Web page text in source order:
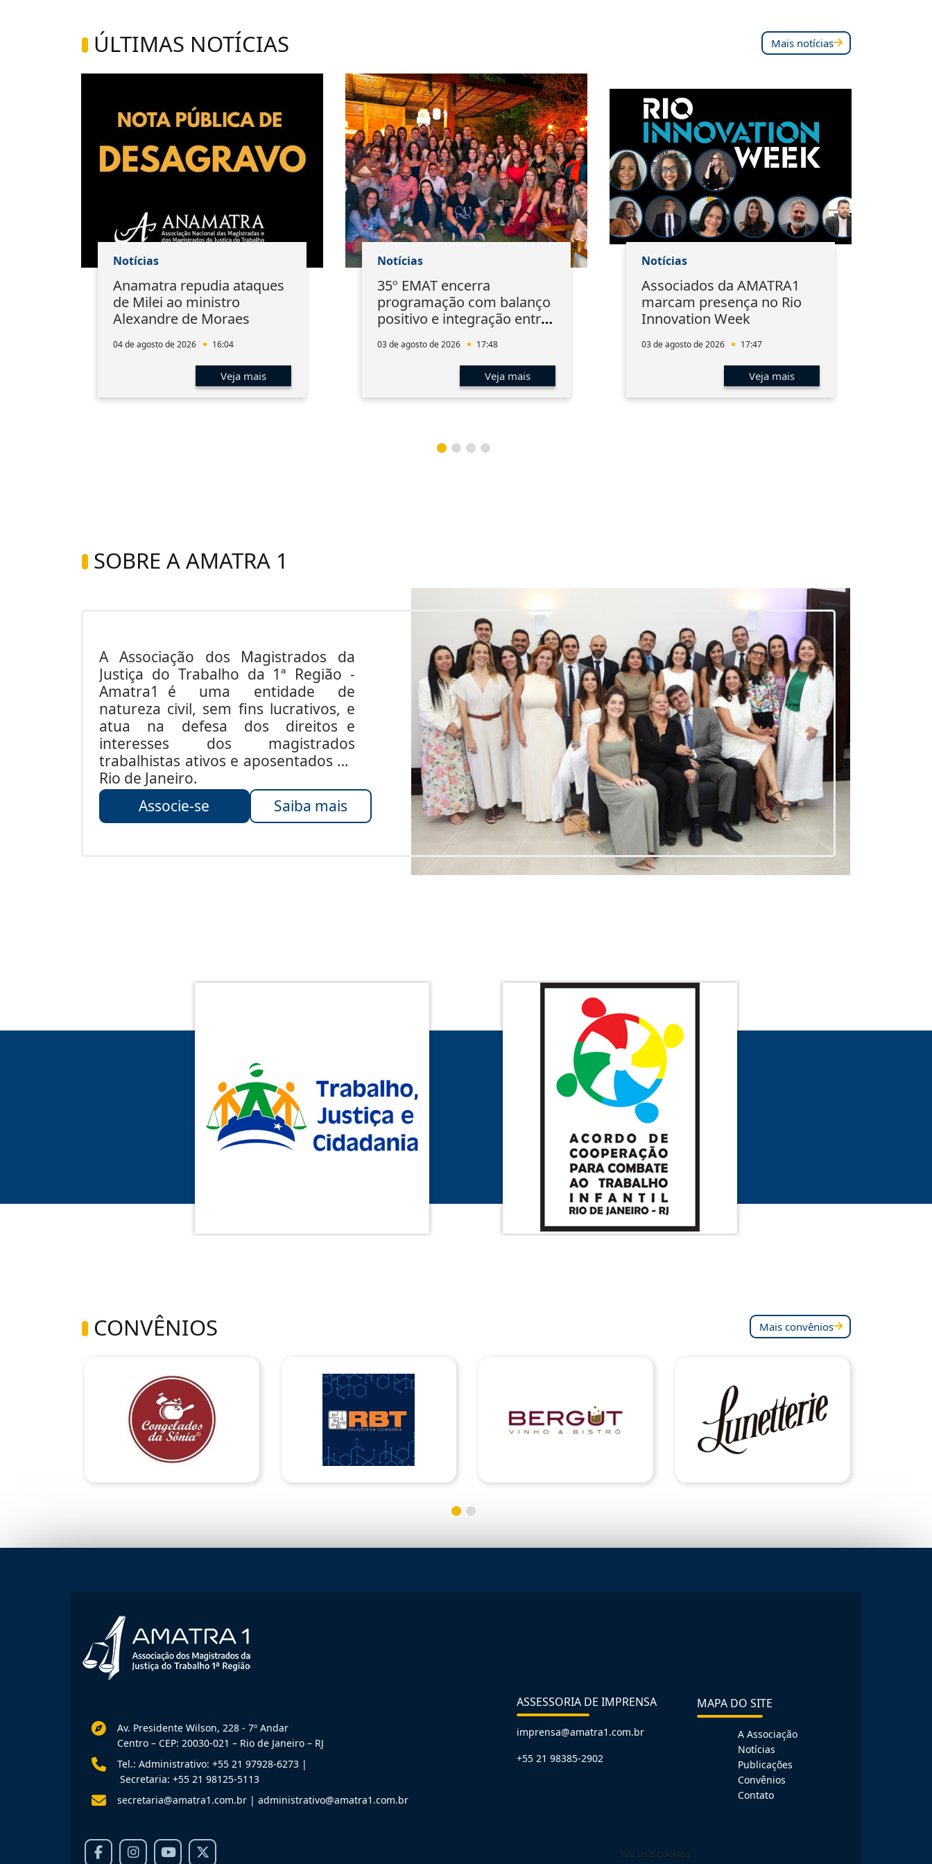
Mais notícias
ÚLTIMAS NOTÍCIAS
Notícias
Anamatra repudia ataques
de Milei ao ministro
Alexandre de Moraes
04 de agosto de 2026 16:04
Veja mais
Notícias
35º EMAT encerra
programação com balanço
positivo e integração entre
03 de agosto de 2026 17:48
Veja mais
Notícias
Associados da AMATRA1
marcam presença no Rio
Innovation Week
03 de agosto de 2026 17:47
Veja mais
SOBRE A AMATRA 1
A Associação dos Magistrados da
Justiça do Trabalho da 1ª Região -
Amatra1 é uma entidade de
natureza civil, sem fins lucrativos, e
atua na defesa dos direitos e
interesses dos magistrados
trabalhistas ativos e aposentados do
Rio de Janeiro.
Associe-se
Saiba mais
CONVÊNIOS Mais convênios
Av. Presidente Wilson, 228 - 7º Andar
Centro – CEP: 20030-021 – Rio de Janeiro – RJ
Tel.: Administrativo: +55 21 97928-6273 |
Secretaria: +55 21 98125-5113
secretaria@amatra1.com.br | administrativo@amatra1.com.br
ASSESSORIA DE IMPRENSA
imprensa@amatra1.com.br
+55 21 98385-2902
MAPA DO SITE
A Associação
Notícias
Publicações
Convênios
Contato
We use cookies